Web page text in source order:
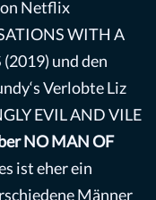
Netflix
WITH A
(2019) und den
Verlobte Liz
EVIL AND VILE
NO MAN OF
ist eher ein
Männer